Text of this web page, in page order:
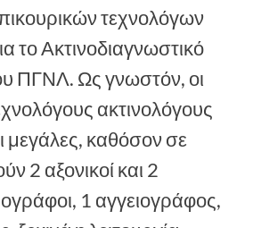
τεχνολόγων
το Ακτινοδιαγνωστικό
ΠΓΝΛ. Ως γνωστόν, οι
ακτινολόγους
μεγάλες, καθόσον σε
2 αξονικοί και 2
1 αγγειογράφος,